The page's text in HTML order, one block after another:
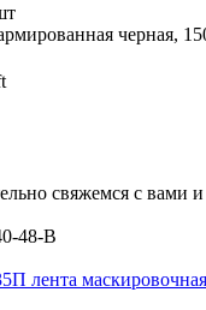
черная,
свяжемся с вами
48-B